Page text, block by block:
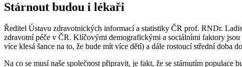
Stárnout budou i lékaři
Ředitel Ústavu zdravotnických informací a statistiky ČR prof. RNDr.
zdravotní péče v ČR. Klíčovými demografickými a sociálními faktory
více klesá šance na to, že bude mít více dětí) a dále rostoucí střední doba
Na co se musí naše společnost připravit, je fakt, že se stárnutím populace